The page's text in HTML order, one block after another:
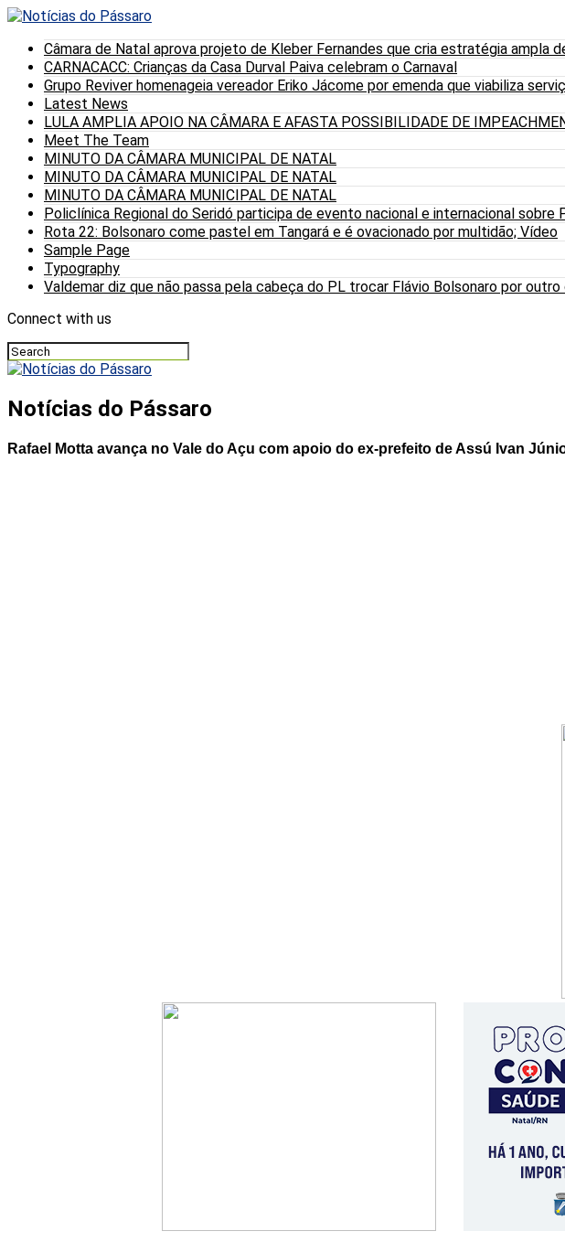
Câmara de Natal aprova projeto de Kleber Fernandes que cria estratégia ampla
CARNACACC: Crianças da Casa Durval Paiva celebram o Carnaval
Grupo Reviver homenageia vereador Eriko Jácome por emenda que viabiliza
Latest News
LULA AMPLIA APOIO NA CÂMARA E AFASTA POSSIBILIDADE DE
Meet The Team
MINUTO DA CÂMARA MUNICIPAL DE NATAL
MINUTO DA CÂMARA MUNICIPAL DE NATAL
MINUTO DA CÂMARA MUNICIPAL DE NATAL
Policlínica Regional do Seridó participa de evento nacional e internacional sobre
Rota 22: Bolsonaro come pastel em Tangará e é ovacionado por multidão; Vídeo
Sample Page
Typography
Valdemar diz que não passa pela cabeça do PL trocar Flávio Bolsonaro por
Connect with us
Notícias do Pássaro
Rafael Motta avança no Vale do Açu com apoio do ex-prefeito de Assú Ivan